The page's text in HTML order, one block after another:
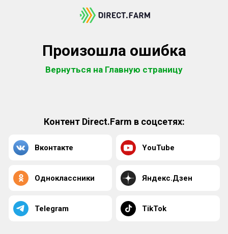
Произошла ошибка
Вернуться на Главную страницу
Контент Direct.Farm в соцсетях:
Вконтакте YouTube
Одноклассники Яндекс.Дзен
Telegram TikTok